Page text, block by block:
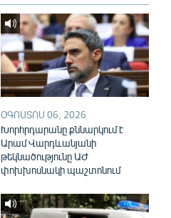
ՕԳՈՍՏՈՍ 06, 2026
Խորհրդարանը քննարկում է
Արամ Վարդևանյանի
թեկնածությունը ԱԺ
փոխխոսնակի պաշտոնում